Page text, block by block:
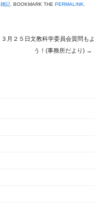
雑記 . BOOKMARK THE PERMALINK
３月２５日文教科学委員会質問もよ
う！(事務所だより) →